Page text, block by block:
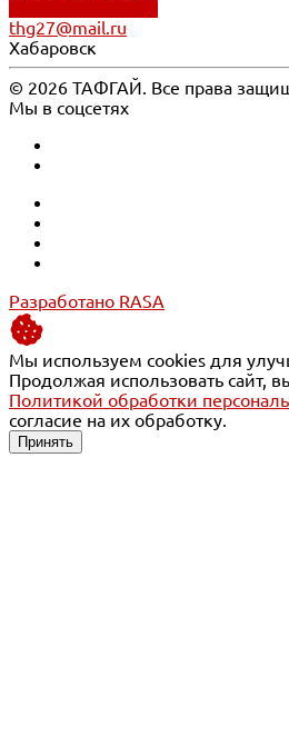
thg27@mail.ru
Хабаровск
© 2026 ТАФГАЙ. Все права
Мы в соцсетях
Разработано RASA
Мы используем cookies для
Продолжая использовать сайт,
Политикой обработки
согласие на их обработку.
Принять